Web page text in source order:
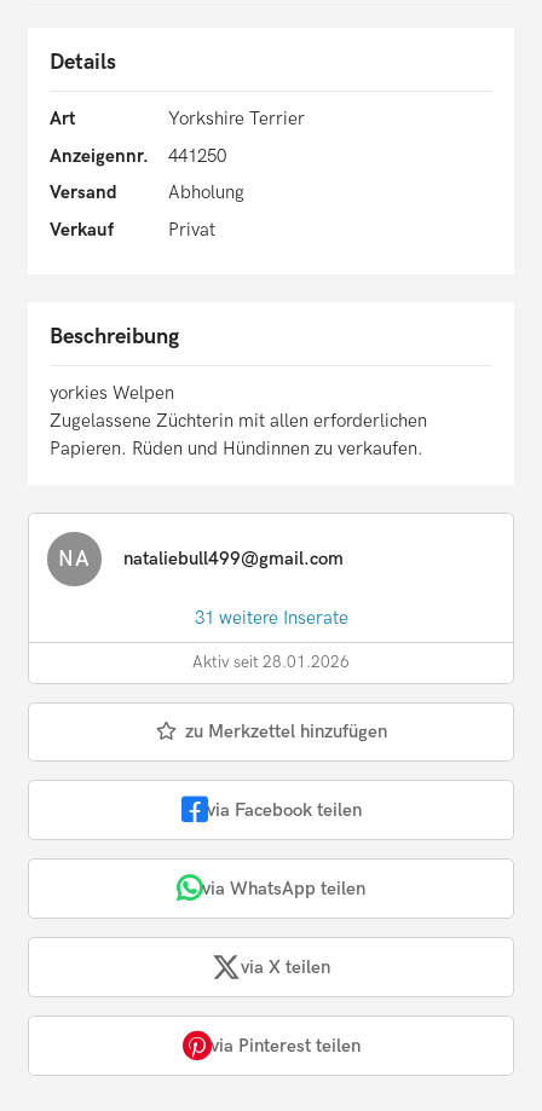
Details
Art
Yorkshire Terrier
Anzeigennr.
441250
Versand
Abholung
Verkauf
Privat
Beschreibung
yorkies Welpen
Zugelassene Züchterin mit allen erforderlichen
Papieren. Rüden und Hündinnen zu verkaufen.
NA nataliebull499@gmail.com
31 weitere Inserate
Aktiv seit 28.01.2026
zu Merkzettel hinzufügen
via Facebook teilen
via WhatsApp teilen
via X teilen
via Pinterest teilen